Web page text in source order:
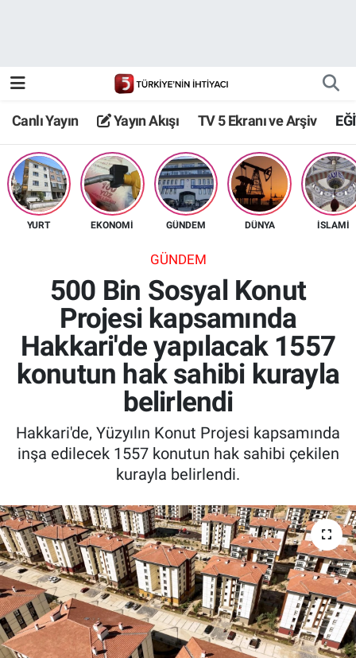
Canlı Yayın Yayın Akışı TV 5 Ekranı ve Arşiv
YURT EKONOMİ GÜNDEM DÜNYA İSLAMİ
GÜNDEM
500 Bin Sosyal Konut
Projesi kapsamında
Hakkari'de yapılacak 1557
konutun hak sahibi kurayla
belirlendi
Hakkari'de, Yüzyılın Konut Projesi kapsamında
inşa edilecek 1557 konutun hak sahibi çekilen
kurayla belirlendi.
TV 5 Ekranı ve Arşiv